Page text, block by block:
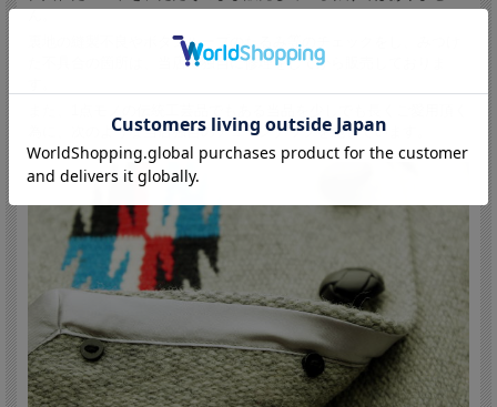
裏地の縫製不良やボタンループのたるみ等のチェックをし、みつけ
た不具合の箇所は、当店で独自に修理をしてから販売しておりま
為に、次のような当店独自のチューンナップを施しています。